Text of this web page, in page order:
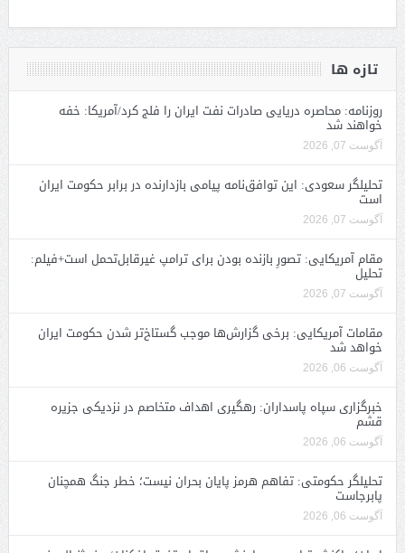
تازه ها
روزنامه: محاصره دریایی صادرات نفت ایران را فلج کرد/آمریکا: خفه
خواهند شد
آگوست 07, 2026
تحلیلگر سعودی: این توافق‌نامه پیامی بازدارنده در برابر حکومت ایران
است
آگوست 07, 2026
مقام آمریکایی: تصورِ بازنده بودن برای ترامپ غیرقابل‌تحمل است+فیلم:
تحلیل
آگوست 07, 2026
مقامات آمریکایی: برخی گزارش‌ها موجب گستاخ‌تر شدن حکومت ایران
خواهد شد
آگوست 06, 2026
خبرگزاری سپاه پاسداران: رهگیری اهداف متخاصم در نزدیکی جزیره
قشم
آگوست 06, 2026
تحلیلگر حکومتی: تفاهم هرمز پایان بحران نیست؛ خطر جنگ همچنان
پابرجاست
آگوست 06, 2026